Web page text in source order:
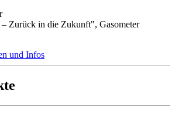
Zurück in die Zukunft", Gasometer
und Infos